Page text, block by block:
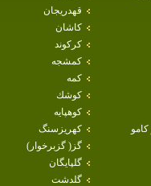
قهدريجان
كاشان
كركوند
كمشجه
كمه
كوشك
كوهپايه
كهريزسنگ
گز( گزبرخوار)
گلپايگان
گلدشت